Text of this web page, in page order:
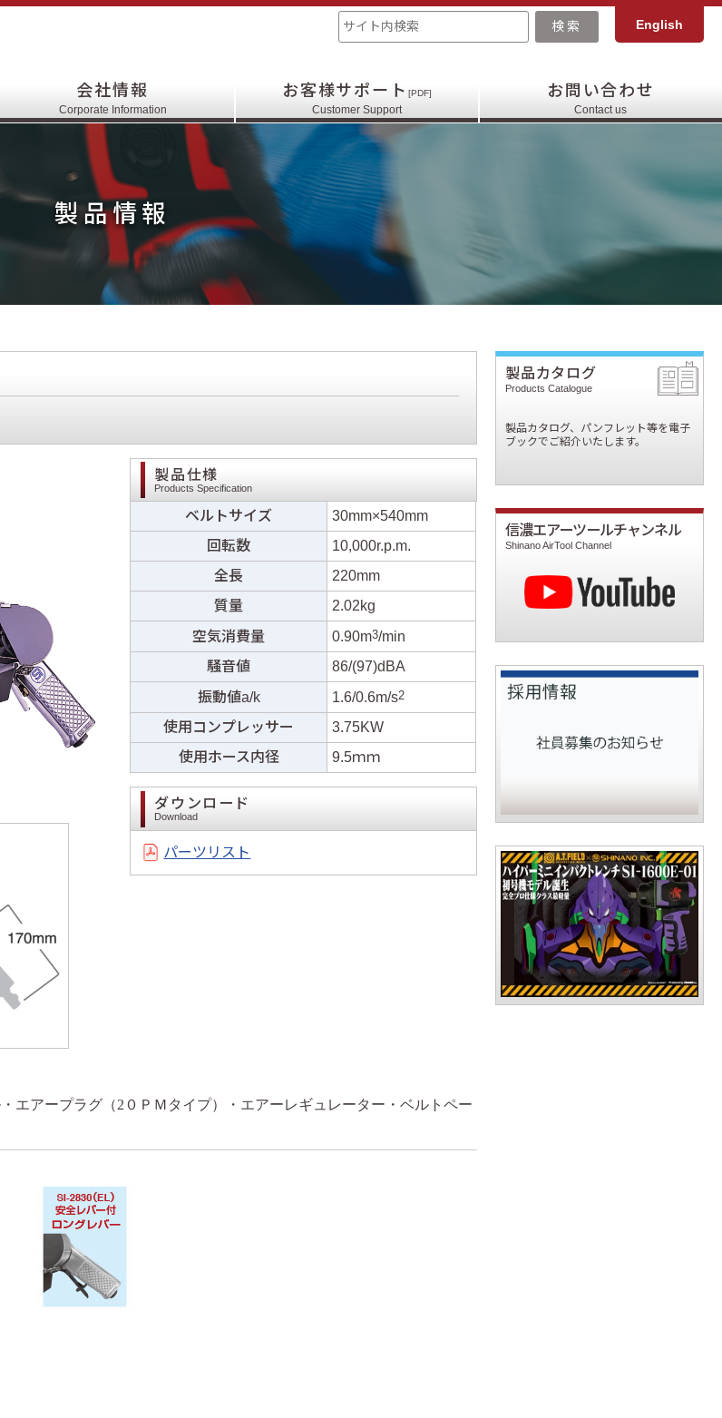
English
会社情報
Corporate Information
お客様サポート [PDF]
Customer Support
お問い合わせ
Contact us
製品情報
製品仕様
Products Specification
ベルトサイズ
30mm×540mm
回転数
10,000r.p.m.
全長
220mm
質量
2.02kg
空気消費量
0.90m3/min
騒音値
86/(97)dBA
振動値a/k
1.6/0.6m/s2
使用コンプレッサー
3.75KW
使用ホース内径
9.5ｍｍ
ダウンロード
Download
パーツリスト
エアープラグ（2０ＰＭタイプ）・エアーレギュレーター・ベルトペー
製品カタログ
Products Catalogue
製品カタログ、パンフレット等を電子
ブックでご紹介いたします。
信濃エアーツールチャンネル
Shinano AirTool Channel